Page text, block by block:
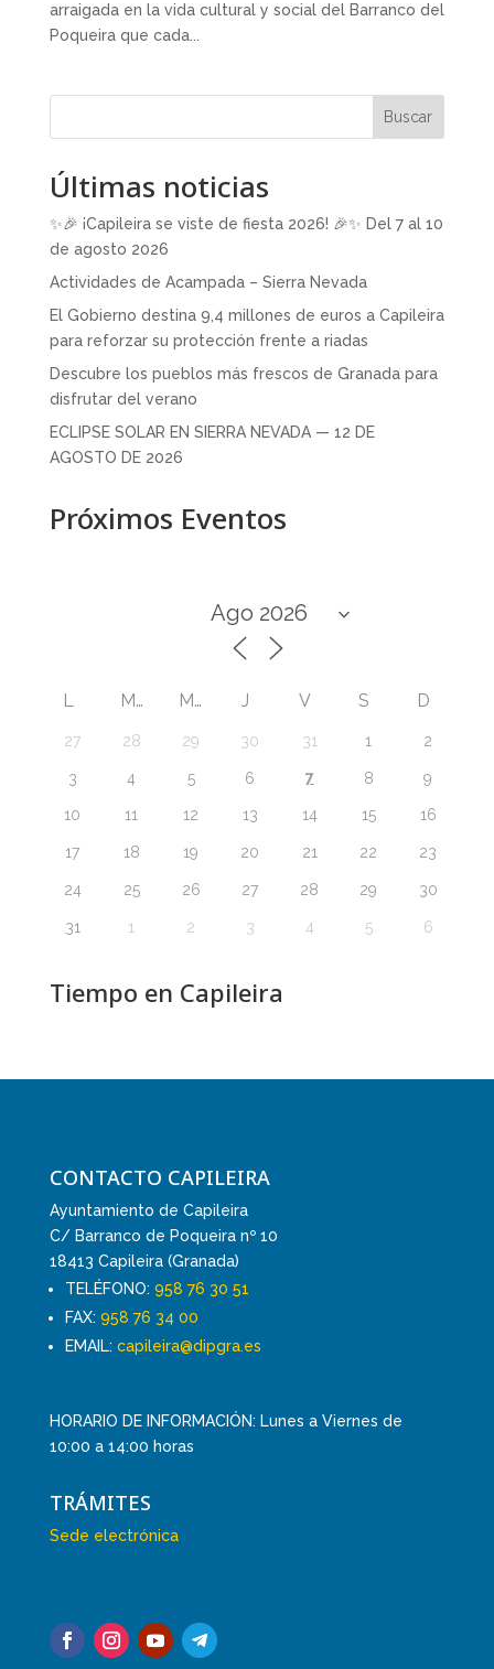
arraigada en la vida cultural y social del Barranco del
Poqueira que cada...
Buscar
Últimas noticias
✨🎉 ¡Capileira se viste de fiesta 2026! 🎉✨ Del 7 al 10
de agosto 2026
Actividades de Acampada – Sierra Nevada
El Gobierno destina 9,4 millones de euros a Capileira
para reforzar su protección frente a riadas
Descubre los pueblos más frescos de Granada para
disfrutar del verano
ECLIPSE SOLAR EN SIERRA NEVADA — 12 DE
AGOSTO DE 2026
Próximos Eventos
L M M J V S D
27 28 29 30 31 1 2
3 4 5 6 7 8 9
10 11 12 13 14 15 16
17 18 19 20 21 22 23
24 25 26 27 28 29 30
31 1 2 3 4 5 6
Tiempo en Capileira
CONTACTO CAPILEIRA
Ayuntamiento de Capileira
C/ Barranco de Poqueira nº 10
18413 Capileira (Granada)
TELÉFONO: 958 76 30 51
FAX: 958 76 34 00
EMAIL: capileira@dipgra.es
HORARIO DE INFORMACIÓN: Lunes a Viernes de
10:00 a 14:00 horas
TRÁMITES
Sede electrónica